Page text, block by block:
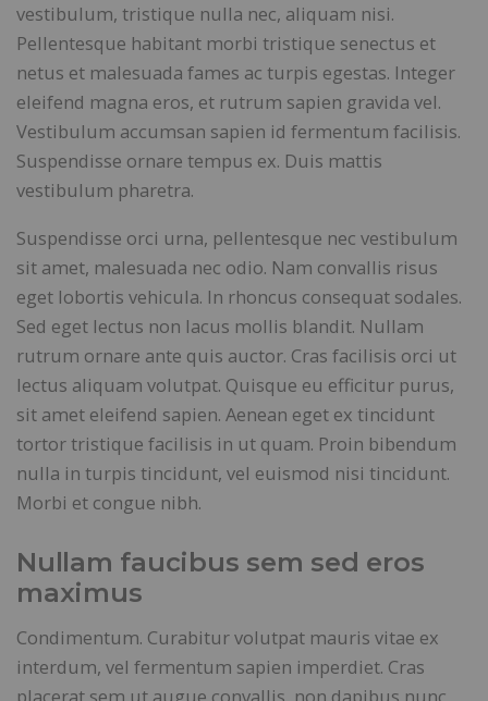
vestibulum, tristique nulla nec, aliquam nisi.
Pellentesque habitant morbi tristique senectus et
netus et malesuada fames ac turpis egestas. Integer
eleifend magna eros, et rutrum sapien gravida vel.
Vestibulum accumsan sapien id fermentum facilisis.
Suspendisse ornare tempus ex. Duis mattis
vestibulum pharetra.
Suspendisse orci urna, pellentesque nec vestibulum
sit amet, malesuada nec odio. Nam convallis risus
eget lobortis vehicula. In rhoncus consequat sodales.
Sed eget lectus non lacus mollis blandit. Nullam
rutrum ornare ante quis auctor. Cras facilisis orci ut
lectus aliquam volutpat. Quisque eu efficitur purus,
sit amet eleifend sapien. Aenean eget ex tincidunt
tortor tristique facilisis in ut quam. Proin bibendum
nulla in turpis tincidunt, vel euismod nisi tincidunt.
Morbi et congue nibh.
Nullam faucibus sem sed eros
maximus
Condimentum. Curabitur volutpat mauris vitae ex
interdum, vel fermentum sapien imperdiet. Cras
placerat sem ut augue convallis, non dapibus nunc